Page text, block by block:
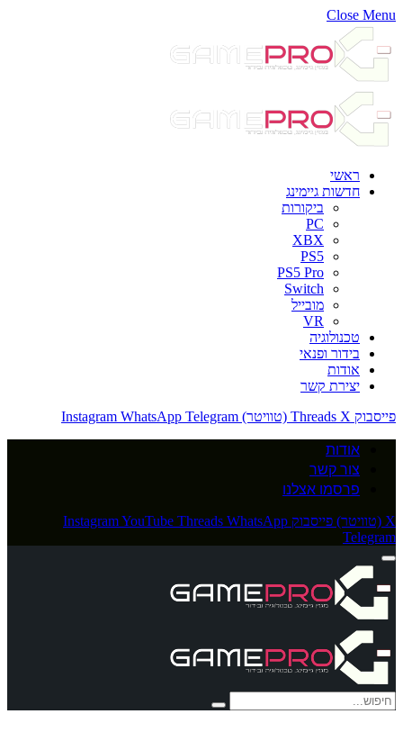
Close Menu
ראשי
חדשות גיימינג
ביקורות
PC
XBX
PS5
PS5 Pro
Switch
מובייל
VR
טכנולוגיה
בידור ופנאי
אודות
יצירת קשר
פייסבוק
Threads X (טוויטר) Instagram WhatsApp Telegram
אודות
צור קשר
פרסמו אצלנו
X (טוויטר) פייסבוק InstagramYouTube Threads WhatsApp
Telegram